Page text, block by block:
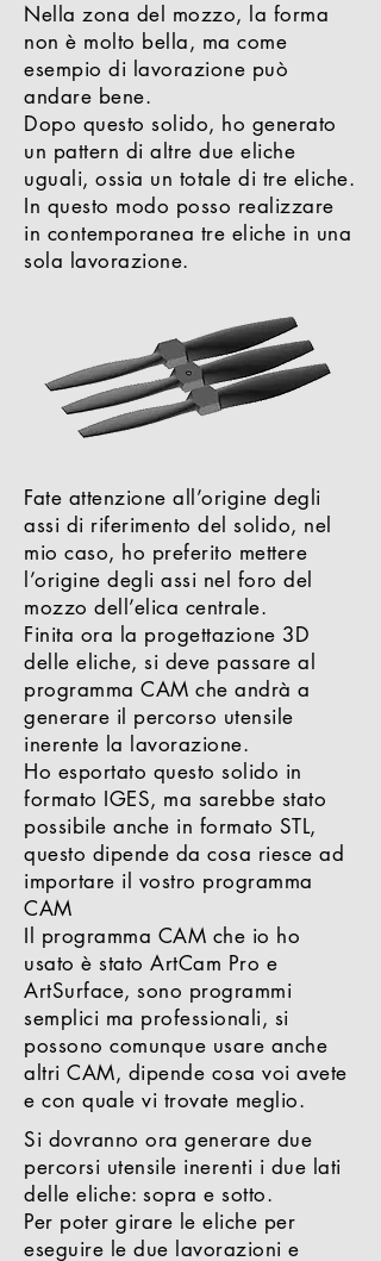
Nella zona del mozzo, la forma
non è molto bella, ma come
esempio di lavorazione può
andare bene.
Dopo questo solido, ho generato
un pattern di altre due eliche
uguali, ossia un totale di tre eliche.
In questo modo posso realizzare
in contemporanea tre eliche in una
sola lavorazione.
Fate attenzione all’origine degli
assi di riferimento del solido, nel
mio caso, ho preferito mettere
l’origine degli assi nel foro del
mozzo dell’elica centrale.
Finita ora la progettazione 3D
delle eliche, si deve passare al
programma CAM che andrà a
generare il percorso utensile
inerente la lavorazione.
Ho esportato questo solido in
formato IGES, ma sarebbe stato
possibile anche in formato STL,
questo dipende da cosa riesce ad
importare il vostro programma
CAM
Il programma CAM che io ho
usato è stato ArtCam Pro e
ArtSurface, sono programmi
semplici ma professionali, si
possono comunque usare anche
altri CAM, dipende cosa voi avete
e con quale vi trovate meglio.
Si dovranno ora generare due
percorsi utensile inerenti i due lati
delle eliche: sopra e sotto.
Per poter girare le eliche per
eseguire le due lavorazioni e